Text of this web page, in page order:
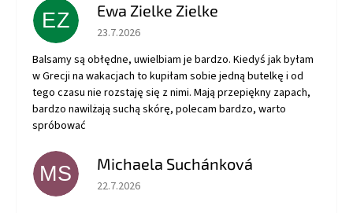
EZ Ewa Zielke Zielke
Hodnotenie obchodu je 5 z 5 hviezdičiek.
23.7.2026
Balsamy są obłędne, uwielbiam je bardzo. Kiedyś jak byłam
w Grecji na wakacjach to kupiłam sobie jedną butelkę i od
tego czasu nie rozstaję się z nimi. Mają przepiękny zapach,
bardzo nawilżają suchą skórę, polecam bardzo, warto
spróbować
MS Michaela Suchánková
Hodnotenie obchodu je 5 z 5 hviezdičiek.
22.7.2026